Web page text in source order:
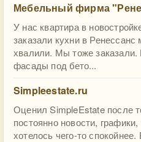
Мебельный фирма
У нас квартира в
заказали кухни в
хвалили. Мы тоже
фасады под бето...
Simpleestate.ru
Оценил SimpleEstate после
постоянно новости,
хотелось чего-то